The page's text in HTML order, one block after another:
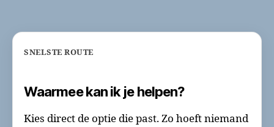
SNELSTE ROUTE
Waarmee kan ik je helpen?
Kies direct de optie die past. Zo hoeft niemand